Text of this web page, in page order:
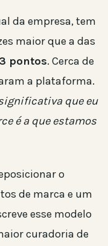
da empresa, tem
maior que a das
pontos. Cerca de
a plataforma.
que eu
é a que estamos
o
de marca e um
esse modelo
curadoria de